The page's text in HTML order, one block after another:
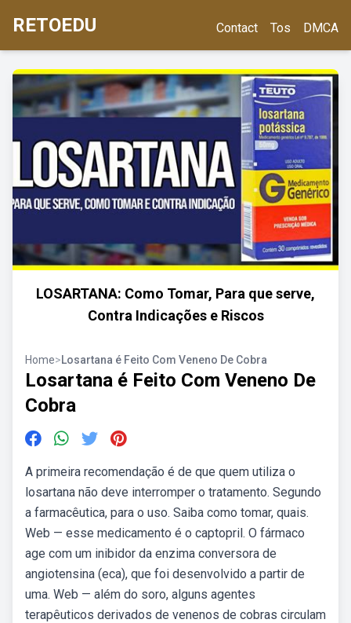
RETOEDU Contact Tos DMCA
LOSARTANA: Como Tomar, Para que serve,
Contra Indicações e Riscos
Home>Losartana é Feito Com Veneno De Cobra
Losartana é Feito Com Veneno De
Cobra
A primeira recomendação é de que quem utiliza o
losartana não deve interromper o tratamento. Segundo
a farmacêutica, para o uso. Saiba como tomar, quais.
Web — esse medicamento é o captopril. O fármaco
age com um inibidor da enzima conversora de
angiotensina (eca), que foi desenvolvido a partir de
uma. Web — além do soro, alguns agentes
terapêuticos derivados de venenos de cobras circulam